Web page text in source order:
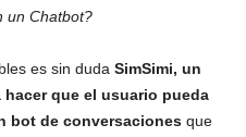
un Chatbot?
es sin duda SimSimi, un
que el usuario pueda
bot de conversaciones que